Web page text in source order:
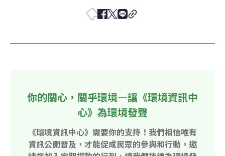
你的關心，關乎環境—讓《環境資訊中
心》為環境發聲
《環境資訊中心》需要你的支持！我們相信唯有
資訊公開普及，才能促成民眾的參與和行動，邀